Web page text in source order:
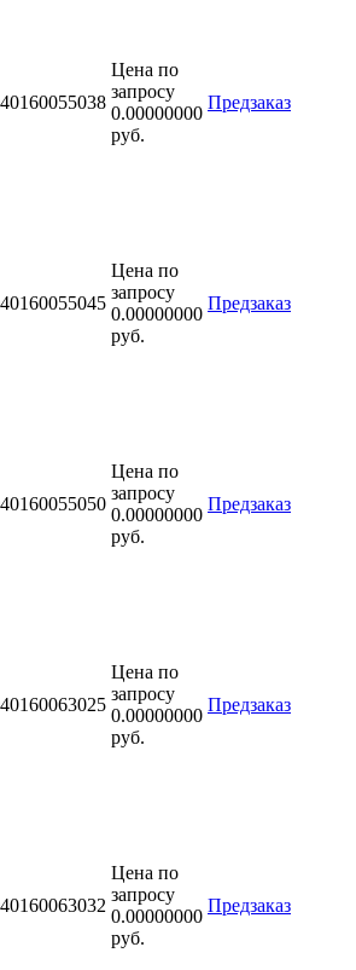
Цена по
запросу
0.00000000
руб.
Предзаказ
Цена по
запросу
0.00000000
руб.
Предзаказ
Цена по
запросу
0.00000000
руб.
Предзаказ
Цена по
запросу
0.00000000
руб.
Предзаказ
Цена по
запросу
0.00000000
руб.
Предзаказ